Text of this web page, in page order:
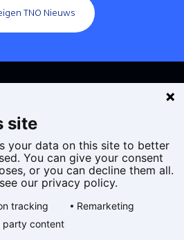
TNO Nieuws
site
your data on this site to better
You can give your consent
or you can decline them all.
our privacy policy.
tracking
Remarketing
party content